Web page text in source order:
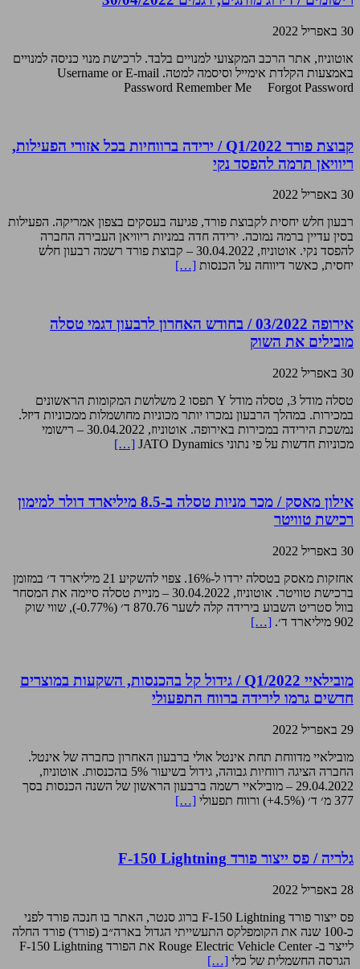
30 באפריל 2022
אוטוניוז, אתר הרכב המקצועי למנויים בלבד. לרכישת מנוי כניסה למנויים
באמצעות הקלדת אימייל וסיסמה למטה. Username or E-mail
Password Remember Me Forgot Password
קבוצת פורד Q1/2022 / ירידה ברווחיות בכל אזורי הפעילות,
ריוויאן תרמה להפסד נקי
30 באפריל 2022
רבעון חלש יחסית לקבוצת פורד, פגיעה בעסקים בצפון אמריקה. הפעילות
בסין עדיין ברמה נמוכה. ירידה חדה במניות ריוויאן העבירה החברה
להפסד נקי. אוטוניוז, 30.04.2022 – קבוצת פורד רשמה רבעון חלש
יחסית, כאשר דיווחה על הכנסות […]
אירופה 03/2022 / בחודש האחרון לרבעון דגמי טסלה
מובילים את השוק
30 באפריל 2022
טסלה מודל 3, טסלה מודל Y תפסו 2 משלושת המקומות הראשונים
במכירות. במהלך הרבעון נמכרו יותר מכוניות מחושמלות ממכוניות דיזל.
נמשכת הירידה במכירות באירופה. אוטוניוז, 30.04.2022 – רישומי
מכוניות חדשות על פי נתוני JATO Dynamics
[…]
אילון מאסק / מכר מניות טסלה ב-8.5 מיליארד דולר למימון
רכישת טוויטר
30 באפריל 2022
אחזקות מאסק בטסלה ירדו ל-16%. צפוי להשקיע 21 מיליארד ד׳ במזומן
ברכישת טוויטר. אוטוניוז, 30.04.2022 – מניית טסלה סיימה את המסחר
בוול סטריט השבוע בירידה קלה לשער 870.76 ד׳ (0.77%-), שווי שוק
902 מיליארד ד׳.
[…]
מובילאיי Q1/2022 / גידול קל בהכנסות, השקעות במוצרים
חדשים גרמו לירידה ברווח התפעולי
29 באפריל 2022
מובילאיי מדווחת תחת אינטל אולי ברבעון האחרון כחברה של אינטל.
החברה הציגה רווחיות גבוהה, גידול בשיעור 5% בהכנסות. אוטוניוז,
29.04.2022 – מובילאיי רשמה ברבעון הראשון של השנה הכנסות בסך
377 מ׳ ד׳ (4.5%+) ורווח תפעולי
[…]
גלריה / פס ייצור פורד F-150 Lightning
28 באפריל 2022
פס ייצור פורד F-150 Lightning ברוג סנטר, האתר בו חנכה פורד לפני
כ-100 שנה את הקומפלקס התעשייתי הגדול בארה״ב (פורד) פורד החלה
לייצר ב- Rouge Electric Vehicle Center את הפורד F-150 Lightning
הגרסה החשמלית של כלי […]